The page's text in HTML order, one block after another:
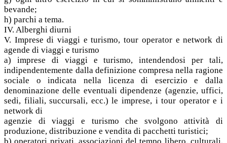
bevande;
h) parchi a tema.
IV. Alberghi diurni
V. Imprese di viaggi e turismo, tour operator e network di
agende di viaggi e turismo
a) imprese di viaggi e turismo, intendendosi per tali,
indipendentemente dalla definizione compresa nella ragione
sociale o indicata nella licenza di esercizio e dalla
denominazione delle eventuali dipendenze (agenzie, uffici,
sedi, filiali, succursali, ecc.) le imprese, i tour operator e i
network di
agenzie di viaggi e turismo che svolgono attività di
produzione, distribuzione e vendita di pacchetti turistici;
b) operatori privati, associazioni del tempo libero, culturali,